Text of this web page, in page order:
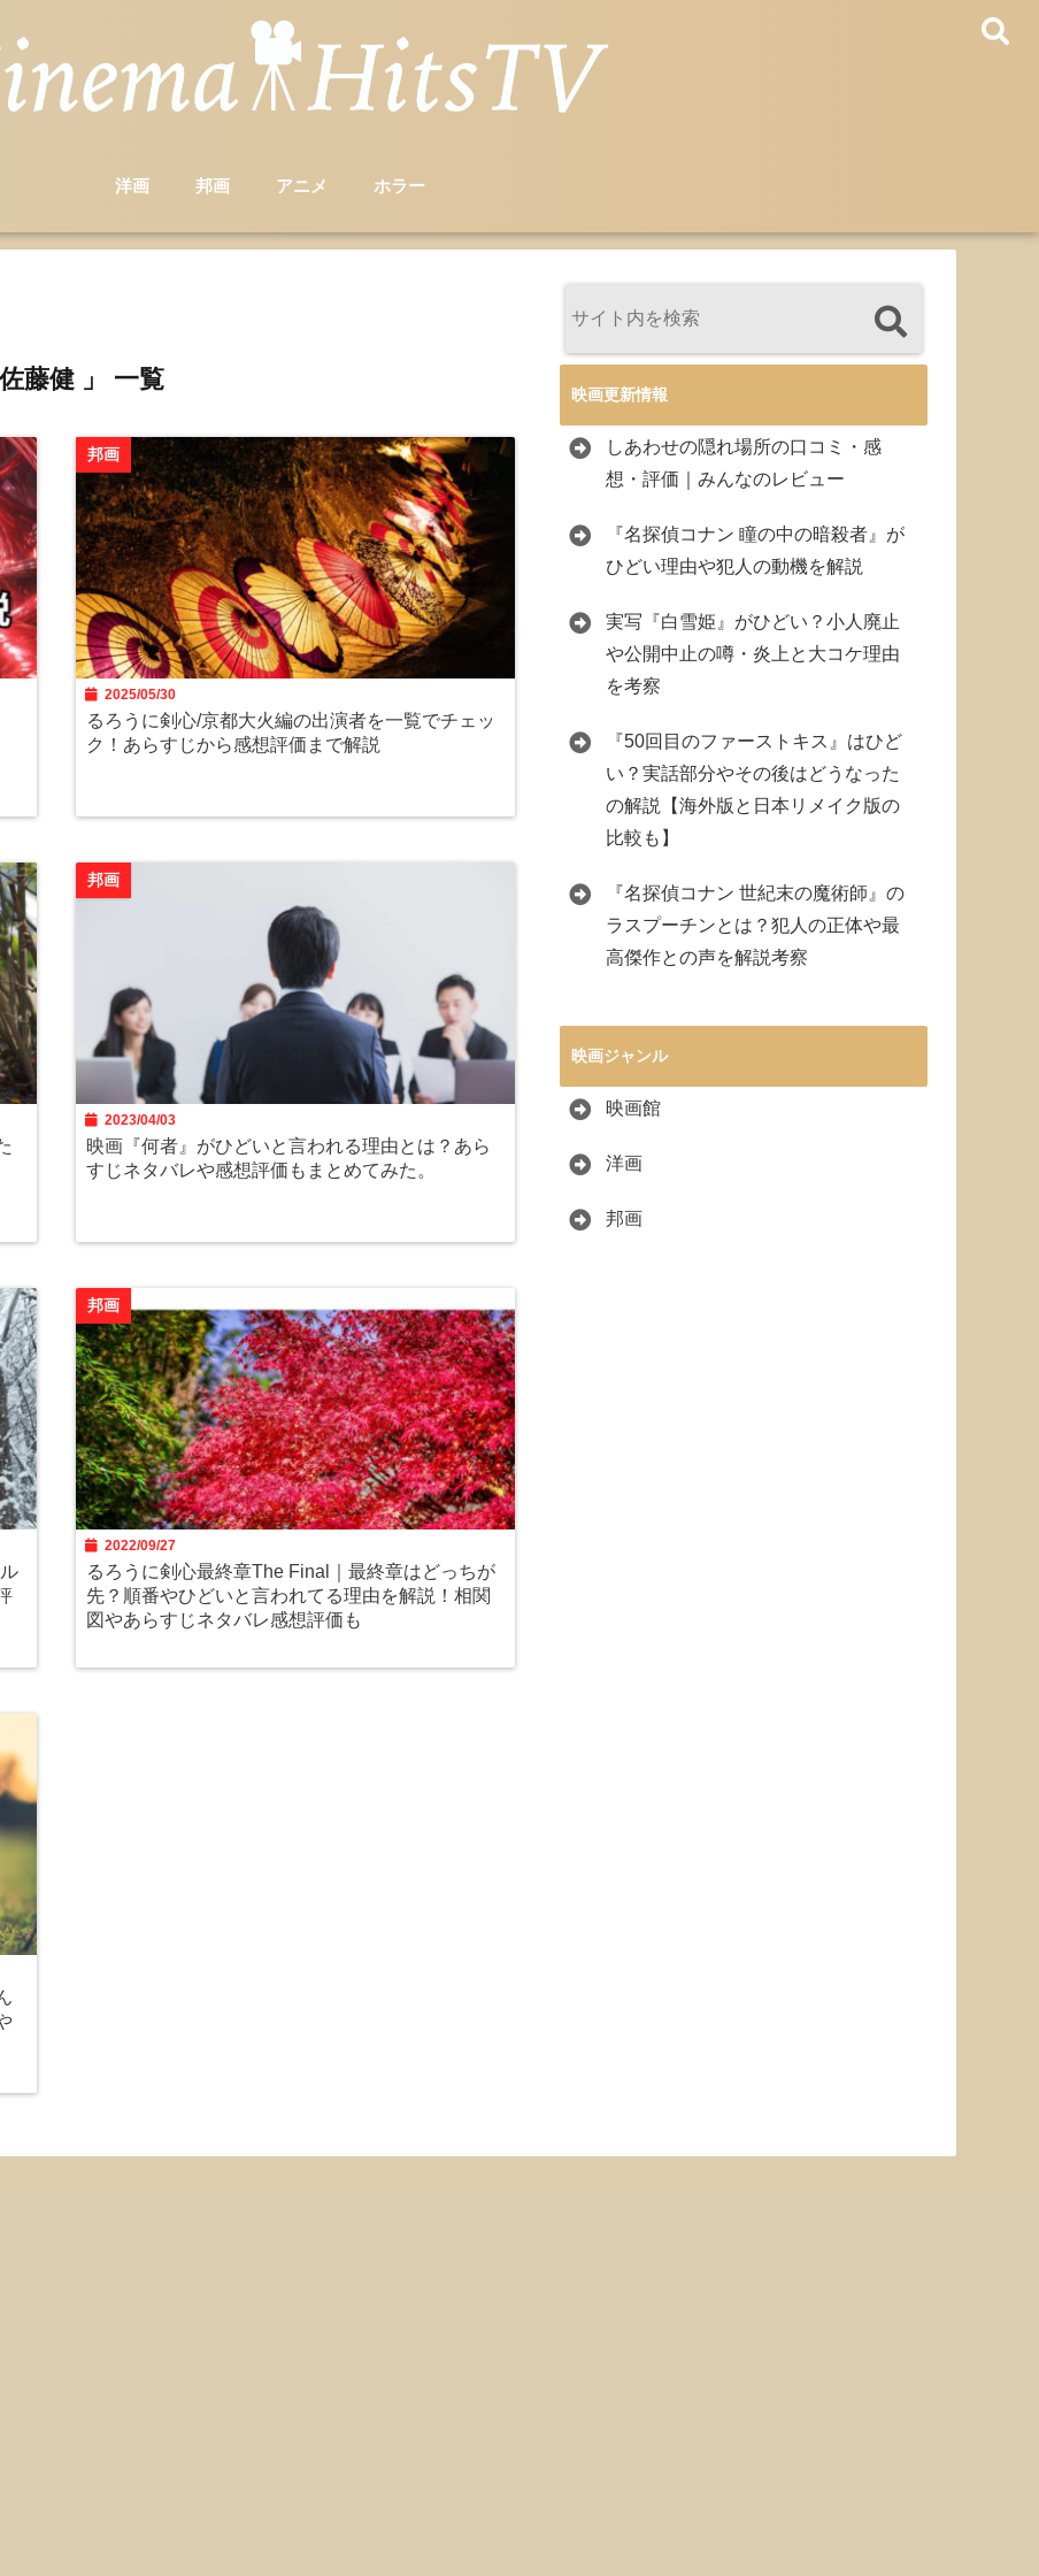
洋画 邦画 アニメ ホラー
佐藤健 」 一覧
邦画
2025/05/30
るろうに剣心/京都大火編の出演者を一覧でチェッ
ク！あらすじから感想評価まで解説
邦画
2023/04/03
映画『何者』がひどいと言われる理由とは？あら
すじネタバレや感想評価もまとめてみた。
邦画
2022/09/27
るろうに剣心最終章The Final｜最終章はどっちが
先？順番やひどいと言われてる理由を解説！相関
図やあらすじネタバレ感想評価も
映画更新情報
しあわせの隠れ場所の口コミ・感
想・評価｜みんなのレビュー
『名探偵コナン 瞳の中の暗殺者』が
ひどい理由や犯人の動機を解説
実写『白雪姫』がひどい？小人廃止
や公開中止の噂・炎上と大コケ理由
を考察
『50回目のファーストキス』はひど
い？実話部分やその後はどうなった
の解説【海外版と日本リメイク版の
比較も】
『名探偵コナン 世紀末の魔術師』の
ラスプーチンとは？犯人の正体や最
高傑作との声を解説考察
映画ジャンル
映画館
洋画
邦画